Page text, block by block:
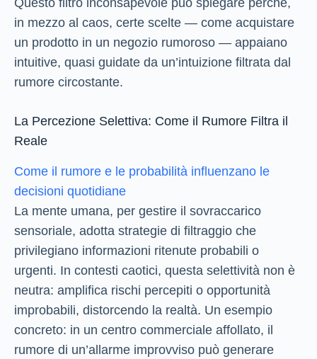
Questo filtro inconsapevole può spiegare perché,
in mezzo al caos, certe scelte — come acquistare
un prodotto in un negozio rumoroso — appaiano
intuitive, quasi guidate da un’intuizione filtrata dal
rumore circostante.
La Percezione Selettiva: Come il Rumore Filtra il
Reale
Come il rumore e le probabilità influenzano le
decisioni quotidiane
La mente umana, per gestire il sovraccarico
sensoriale, adotta strategie di filtraggio che
privilegiano informazioni ritenute probabili o
urgenti. In contesti caotici, questa selettività non è
neutra: amplifica rischi percepiti o opportunità
improbabili, distorcendo la realtà. Un esempio
concreto: in un centro commerciale affollato, il
rumore di un’allarme improvviso può generare